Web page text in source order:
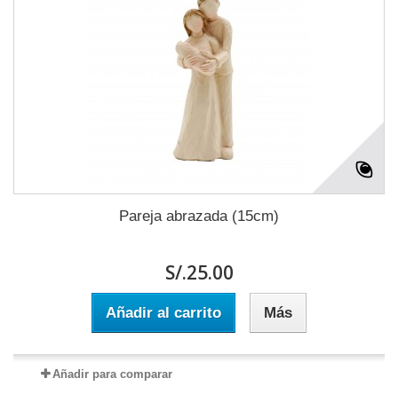
Pareja abrazada (15cm)
S/.25.00
Añadir al carrito Más
Añadir para comparar